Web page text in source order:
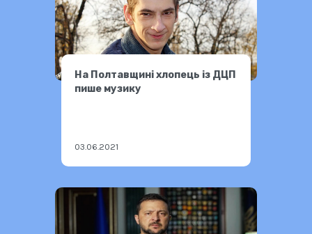
На Полтавщині хлопець із ДЦП
пише музику
03.06.2021